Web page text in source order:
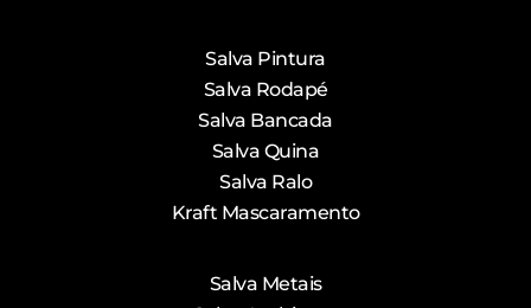
Salva Pintura
Salva Rodapé
Salva Bancada
Salva Quina
Salva Ralo
Kraft Mascaramento
Salva Metais